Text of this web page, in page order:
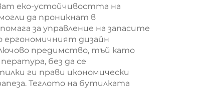
еко-устойчивостта на
да проникнат в
за управление на запасите
ергономичният дизайн
предимство, тъй като
без да се
ги прави икономически
Теглото на бутилката